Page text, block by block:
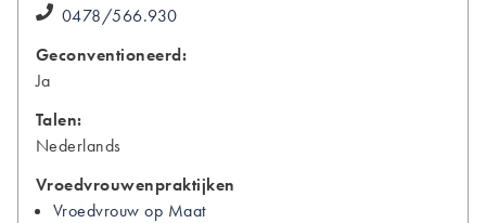
0478/566.930
Geconventioneerd:
Ja
Talen:
Nederlands
Vroedvrouwenpraktijken
Vroedvrouw op Maat